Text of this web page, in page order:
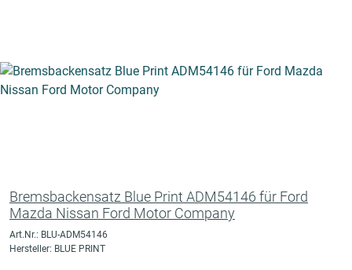
Bremsbackensatz Blue Print ADM54146 für Ford
Mazda Nissan Ford Motor Company
Art.Nr.: BLU-ADM54146
Hersteller: BLUE PRINT